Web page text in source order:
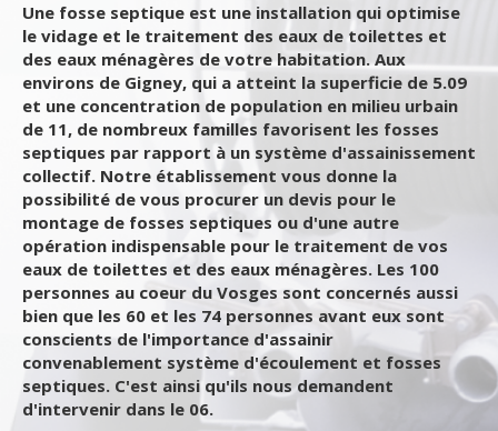
Une fosse septique est une installation qui optimise
le vidage et le traitement des eaux de toilettes et
des eaux ménagères de votre habitation. Aux
environs de Gigney, qui a atteint la superficie de 5.09
et une concentration de population en milieu urbain
de 11, de nombreux familles favorisent les fosses
septiques par rapport à un système d'assainissement
collectif. Notre établissement vous donne la
possibilité de vous procurer un devis pour le
montage de fosses septiques ou d'une autre
opération indispensable pour le traitement de vos
eaux de toilettes et des eaux ménagères. Les 100
personnes au coeur du Vosges sont concernés aussi
bien que les 60 et les 74 personnes avant eux sont
conscients de l'importance d'assainir
convenablement système d'écoulement et fosses
septiques. C'est ainsi qu'ils nous demandent
d'intervenir dans le 06.